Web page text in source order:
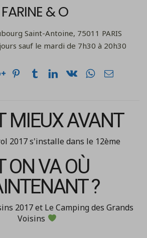
FARINE & O
Saint-Antoine, 75011 PARIS
sauf le mardi de 7h30 à 20h30
MIEUX AVANT
2017 s'installe dans le 12ème
ON VA OÙ
?
2017 et Le Camping des Grands
Voisins